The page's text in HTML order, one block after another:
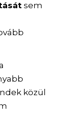
sem
közül